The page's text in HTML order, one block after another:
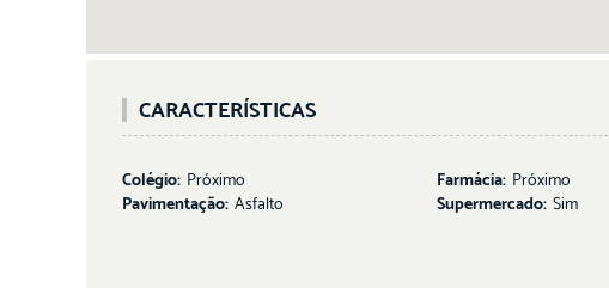
CARACTERÍSTICAS
Colégio: Próximo Farmácia: Próximo
Pavimentação: Asfalto Supermercado: Sim